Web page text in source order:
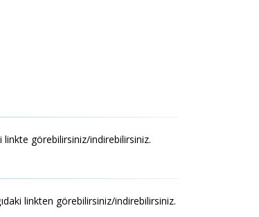
linkte görebilirsiniz/indirebilirsiniz.
linkten görebilirsiniz/indirebilirsiniz.